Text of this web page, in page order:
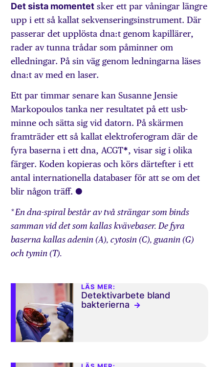
Det sista momentet sker ett par våningar längre
upp i ett så kallat sekvenseringsinstrument. Där
passerar det upplösta dna:t genom kapillärer,
rader av tunna trådar som påminner om
elledningar. På sin väg genom ledningarna läses
dna:t av med en laser.
Ett par timmar senare kan Susanne Jensie
Markopoulos tanka ner resultatet på ett usb-
minne och sätta sig vid datorn. På skärmen
framträder ett så kallat elektroferogram där de
fyra baserna i ett dna, ACGT*, visar sig i olika
färger. Koden kopieras och körs därtefter i ett
antal internationella databaser för att se om det
blir någon träff. ○
*En dna-spiral består av två strängar som binds
samman vid det som kallas kvävebaser. De fyra
baserna kallas adenin (A), cytosin (C), guanin (G)
och tymin (T).
LÄS MER:
Detektivarbete bland
bakterierna